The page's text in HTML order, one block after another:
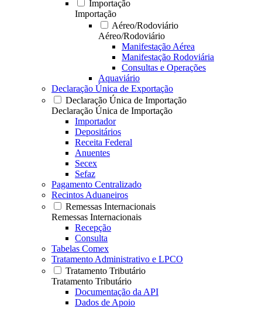
Importação
Importação
Aéreo/Rodoviário
Aéreo/Rodoviário
Manifestação Aérea
Manifestação Rodoviária
Consultas e Operações
Aquaviário
Declaração Única de Exportação
Declaração Única de Importação
Declaração Única de Importação
Importador
Depositários
Receita Federal
Anuentes
Secex
Sefaz
Pagamento Centralizado
Recintos Aduaneiros
Remessas Internacionais
Remessas Internacionais
Recepção
Consulta
Tabelas Comex
Tratamento Administrativo e LPCO
Tratamento Tributário
Tratamento Tributário
Documentação da API
Dados de Apoio